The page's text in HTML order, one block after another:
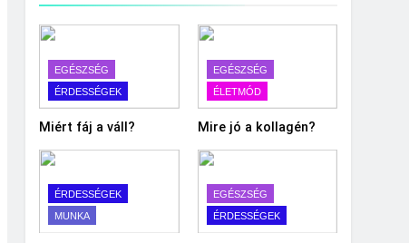
EGÉSZSÉG
ÉRDESSÉGEK
Miért fáj a váll?
EGÉSZSÉG
ÉLETMÓD
Mire jó a kollagén?
ÉRDESSÉGEK
MUNKA
EGÉSZSÉG
ÉRDESSÉGEK